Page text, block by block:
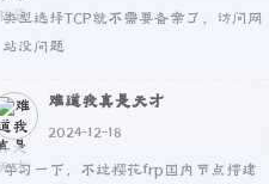
类型选择TCP就不需要备案了，访问网
站没问题
难道我真是天才
2024-12-18
学习一下，不过樱花frp国内节点搭建